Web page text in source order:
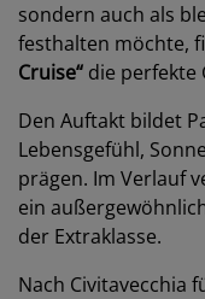
sondern auch als
festhalten möchte,
Cruise“ die perfekte
Den Auftakt bildet
Lebensgefühl,
prägen. Im Verlauf
ein
der Extraklasse.
Nach Civitavecchia